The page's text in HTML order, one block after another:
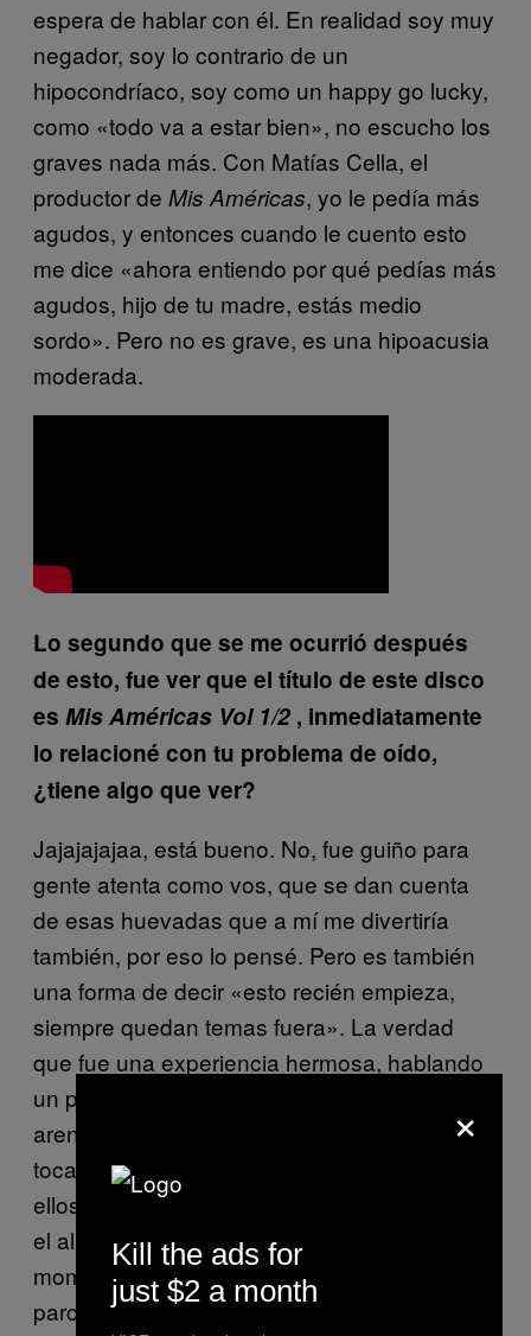
espera de hablar con él. En realidad soy muy
negador, soy lo contrario de un
hipocondríaco, soy como un happy go lucky,
como «todo va a estar bien», no escucho los
graves nada más. Con Matías Cella, el
productor de Mis Américas, yo le pedía más
agudos, y entonces cuando le cuento esto
me dice «ahora entiendo por qué pedías más
agudos, hijo de tu madre, estás medio
sordo». Pero no es grave, es una hipoacusia
moderada.
Lo segundo que se me ocurrió después
de esto, fue ver que el título de este disco
es Mis Américas Vol 1/2 , inmediatamente
lo relacioné con tu problema de oído,
¿tiene algo que ver?
Jajajajajaa, está bueno. No, fue guiño para
gente atenta como vos, que se dan cuenta
de esas huevadas que a mí me divertiría
también, por eso lo pensé. Pero es también
una forma de decir «esto recién empieza,
siempre quedan temas fuera». La verdad
que fue una experiencia hermosa, hablando
un poco del disco, el tema de que Matías me
arengara para ir a Nueva York una semana a
tocar con viejos amigos míos y a grabar con
ellos, eso fue mágico. En un punto me volvió
el alma al cuerpo respecto a ciertos
momentos míos, encontrarme con dos
parceros con los sigo siendo amigos y decir
×
Kill the ads for
just $2 a month